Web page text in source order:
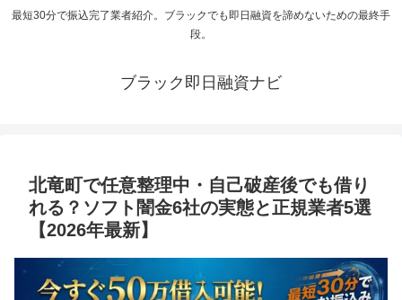
最短30分で振込完了業者紹介。ブラックでも即日融資を諦めないための最終手
段。
ブラック即日融資ナビ
北竜町で任意整理中・自己破産後でも借り
れる？ソフト闇金6社の実態と正規業者5選
【2026年最新】